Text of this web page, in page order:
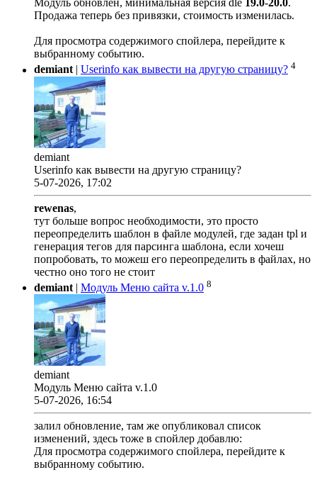
Модуль обновлён, минимальная версия dle 19.0-20.0.
Продажа теперь без привязки, стоимость изменилась.
Для просмотра содержимого спойлера, перейдите к
выбранному событию.
demiant| Userinfo как вывести на другую страницу? 4
demiant
Userinfo как вывести на другую страницу?
5-07-2026, 17:02
rewenas,
тут больше вопрос необходимости, это просто
переопределить шаблон в файле модулей, где задан tpl и
генерация тегов для парсинга шаблона, если хочеш
попробовать, то можеш его переопределить в файлах, но
честно оно того не стоит
demiant | Модуль Меню сайта v.1.0 8
demiant
Модуль Меню сайта v.1.0
5-07-2026, 16:54
залил обновление, там же опубликовал список
изменений, здесь тоже в спойлер добавлю:
Для просмотра содержимого спойлера, перейдите к
выбранному событию.